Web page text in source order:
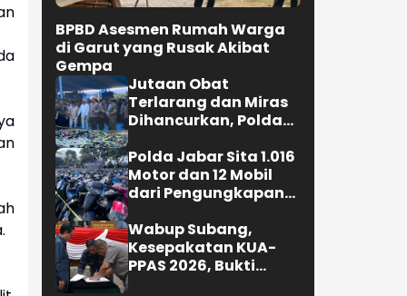
BPBD Asesmen Rumah Warga
di Garut yang Rusak Akibat
Gempa
Jutaan Obat
Terlarang dan Miras
Dihancurkan, Polda
Tersangka
Polda Jabar Sita 1.016
Motor dan 12 Mobil
dari Pengungkapan
Wabup Subang,
Kesepakatan KUA-
PPAS 2026, Bukti